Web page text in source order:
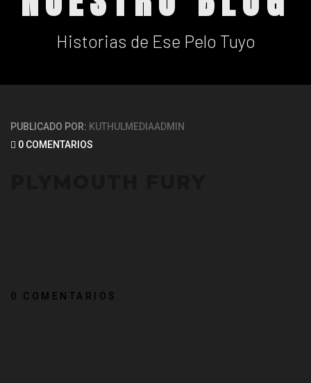
Historias de Ese Pelo Tuyo
PUBLICADO POR: KUTHULMEDIAADMIN
0 COMENTARIOS
0 COMENTARIOS